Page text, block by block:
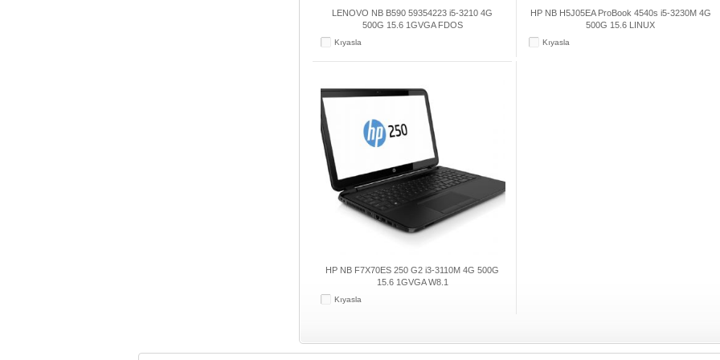
LENOVO NB B590 59354223 i5-3210 4G
500G 15.6 1GVGA FDOS
Kıyasla
HP NB H5J05EA ProBook 4540s i5-3230M 4G
500G 15.6 LINUX
Kıyasla
HP NB F7X70ES 250 G2 i3-3110M 4G 500G
15.6 1GVGA W8.1
Kıyasla